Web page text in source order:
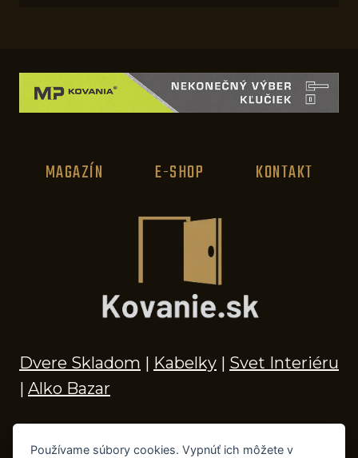
MAGAZÍN E-SHOP KONTAKT
Dvere Skladom | Kabelky | Svet Interiéru
| Alko Bazar
Používame súbory cookies. Vypnúť ich môžete v